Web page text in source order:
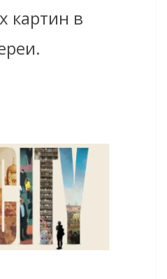
картин в